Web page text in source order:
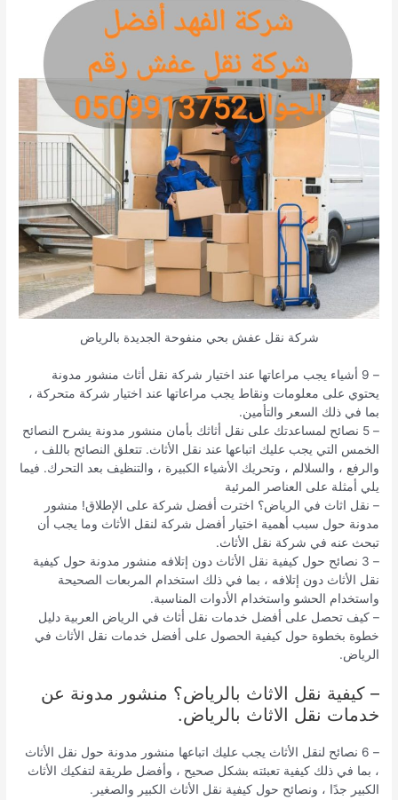
شركة نقل عفش بحي منفوحة الجديدة بالرياض
– 9 أشياء يجب مراعاتها عند اختيار شركة نقل أثاث منشور مدونة
يحتوي على معلومات ونقاط يجب مراعاتها عند اختيار شركة متحركة ،
بما في ذلك السعر والتأمين.
– 5 نصائح لمساعدتك على نقل أثاثك بأمان منشور مدونة يشرح النصائح
الخمس التي يجب عليك اتباعها عند نقل الأثاث. تتعلق النصائح باللف ،
والرفع ، والسلالم ، وتحريك الأشياء الكبيرة ، والتنظيف بعد التحرك. فيما
يلي أمثلة على العناصر المرئية
– نقل اثاث في الرياض؟ اخترت أفضل شركة على الإطلاق! منشور
مدونة حول سبب أهمية اختيار أفضل شركة لنقل الأثاث وما يجب أن
تبحث عنه في شركة نقل الأثاث.
– 3 نصائح حول كيفية نقل الأثاث دون إتلافه منشور مدونة حول كيفية
نقل الأثاث دون إتلافه ، بما في ذلك استخدام المربعات الصحيحة
واستخدام الحشو واستخدام الأدوات المناسبة.
– كيف تحصل على أفضل خدمات نقل أثاث في الرياض العربية دليل
خطوة بخطوة حول كيفية الحصول على أفضل خدمات نقل الأثاث في
الرياض.
– كيفية نقل الاثاث بالرياض؟ منشور مدونة عن
خدمات نقل الاثاث بالرياض.
– 6 نصائح لنقل الأثاث يجب عليك اتباعها منشور مدونة حول نقل الأثاث
، بما في ذلك كيفية تعبئته بشكل صحيح ، وأفضل طريقة لتفكيك الأثاث
الكبير جدًا ، ونصائح حول كيفية نقل الأثاث الكبير والصغير.